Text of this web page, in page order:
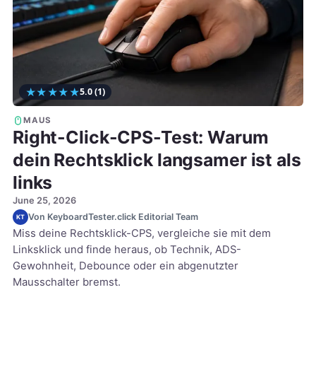
★★★★★5.0(1)
MAUS
Right-Click-CPS-Test: Warum
dein Rechtsklick langsamer ist als
links
June 25, 2026
KT Von KeyboardTester.click Editorial Team
Miss deine Rechtsklick-CPS, vergleiche sie mit dem
Linksklick und finde heraus, ob Technik, ADS-
Gewohnheit, Debounce oder ein abgenutzter
Mausschalter bremst.